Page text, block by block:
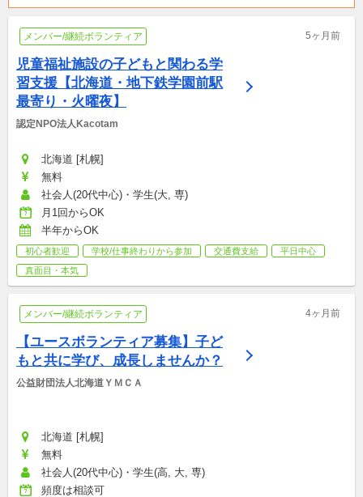
メンバー/継続ボランティア 5ヶ月前
児童福祉施設の子どもと関わる学
習支援【北海道・地下鉄学園前駅
最寄り・火曜夜】
認定NPO法人Kacotam
北海道 [札幌]
無料
社会人(20代中心)・学生(大, 専)
月1回からOK
半年からOK
初心者歓迎 学校/仕事終わりから参加 交通費支給
平日中心
真面目・本気
メンバー/継続ボランティア 4ヶ月前
【ユースボランティア募集】子ど
もと共に学び、成長しませんか？
公益財団法人北海道ＹＭＣＡ
北海道 [札幌]
無料
社会人(20代中心)・学生(高, 大, 専)
頻度は相談可